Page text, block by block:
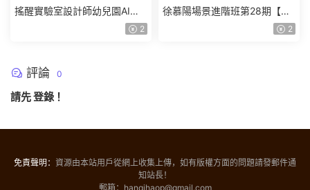
搖醒實驗室設計師幼兒園AI軟
件基礎課2025【畫質不錯有素
2
徐慕陽場景進階班第28期【畫
2
評論 0
請先登錄 ！
免責聲明： 資源由本站用戶從網上收集上傳，如有版權方面的問題請發郵件通
知站長！
郵箱：hanqihaop@gmail.com